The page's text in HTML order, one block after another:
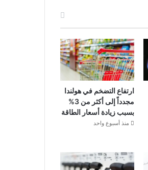
ارتفاع التضخم في هولندا
مجدداً إلى أكثر من 3%
بسبب زيادة أسعار الطاقة
منذ أسبوع واحد